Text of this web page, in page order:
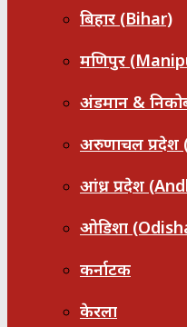
बिहार (Bihar)
मणिपुर
अंडमान &
अरुणाचल प्रदेश
आंध्र प्रदेश
ओडिशा
कर्नाटक
केरला